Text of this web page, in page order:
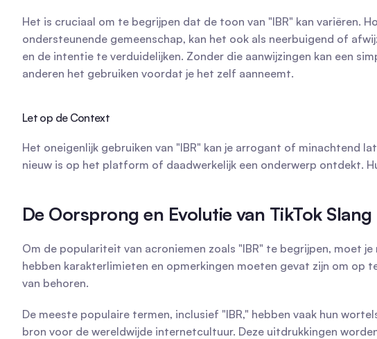
Het is cruciaal om te begrijpen dat de toon van "IBR" kan variëren.
ondersteunende gemeenschap, kan het ook als neerbuigend of
en de intentie te verduidelijken. Zonder die aanwijzingen kan een
anderen het gebruiken voordat je het zelf aanneemt.
Let op de Context
Het oneigenlijk gebruiken van "IBR" kan je arrogant of minachtend
nieuw is op het platform of daadwerkelijk een onderwerp ontdekt.
De Oorsprong en Evolutie van TikTok Slang
Om de populariteit van acroniemen zoals "IBR" te begrijpen, moet
hebben karakterlimieten en opmerkingen moeten gevat zijn om op
van behoren.
De meeste populaire termen, inclusief "IBR," hebben vaak hun
bron voor de wereldwijde internetcultuur. Deze uitdrukkingen